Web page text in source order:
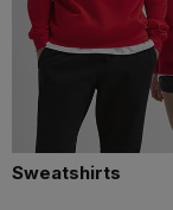
Sweatshirts